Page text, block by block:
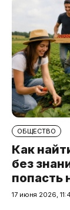
ОБЩЕСТВО
Как
без
попасть
17 июня 2026,